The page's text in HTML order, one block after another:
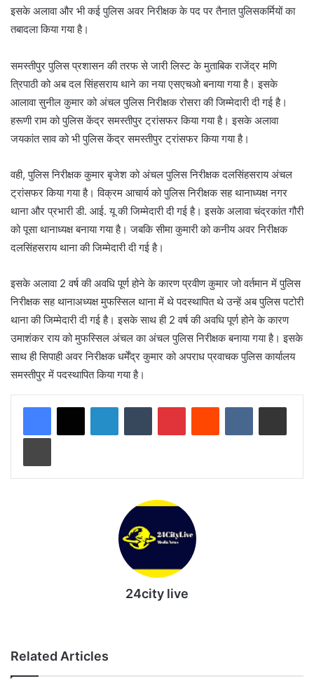
इसके अलावा और भी कई पुलिस अवर निरीक्षक के पद पर तैनात पुलिसकर्मियों का
तबादला किया गया है।
समस्तीपुर पुलिस प्रशासन की तरफ से जारी लिस्ट के मुताबिक राजेंद्र मणि
त्रिपाठी को अब दल सिंहसराय थाने का नया एसएचओ बनाया गया है। इसके
आलावा सुनील कुमार को अंचल पुलिस निरीक्षक रोसरा की जिम्मेदारी दी गई है।
हरूणी राम को पुलिस केंद्र समस्तीपुर ट्रांसफर किया गया है। इसके अलावा
जयकांत साव को भी पुलिस केंद्र समस्तीपुर ट्रांसफर किया गया है।
वही, पुलिस निरीक्षक कुमार बृजेश को अंचल पुलिस निरीक्षक दलसिंहसराय अंचल
ट्रांसफर किया गया है। विक्रम आचार्य को पुलिस निरीक्षक सह थानाध्यक्ष नगर
थाना और प्रभारी डी. आई. यू की जिम्मेदारी दी गई है। इसके अलावा चंद्रकांत गौरी
को पूसा थानाध्यक्ष बनाया गया है। जबकि सीमा कुमारी को कनीय अवर निरीक्षक
दलसिंहसराय थाना की जिम्मेदारी दी गई है।
इसके अलावा 2 वर्ष की अवधि पूर्ण होने के कारण प्रवीण कुमार जो वर्तमान में पुलिस
निरीक्षक सह थानाअध्यक्ष मुफस्सिल थाना में थे पदस्थापित थे उन्हें अब पुलिस पटोरी
थाना की जिम्मेदारी दी गई है। इसके साथ ही 2 वर्ष की अवधि पूर्ण होने के कारण
उमाशंकर राय को मुफस्सिल अंचल का अंचल पुलिस निरीक्षक बनाया गया है। इसके
साथ ही सिपाही अवर निरीक्षक धर्मेंद्र कुमार को अपराध प्रवाचक पुलिस कार्यालय
समस्तीपुर में पदस्थापित किया गया है।
LinkedInTumblr PinterestReddit VKontakteShare via Email
Print
24city live
Related Articles